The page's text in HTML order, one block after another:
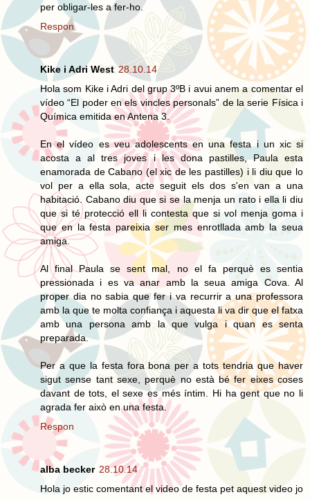
per obligar-les a fer-ho.
Respon
Kike i Adri West 28.10.14
Hola som Kike i Adri del grup 3ºB i avui anem a comentar el
vídeo “El poder en els vincles personals” de la serie Física i
Química emitida en Antena 3.
En el vídeo es veu adolescents en una festa i un xic si
acosta a al tres joves i les dona pastilles, Paula esta
enamorada de Cabano (el xic de les pastilles) i li diu que lo
vol per a ella sola, acte seguit els dos s'en van a una
habitació. Cabano diu que si se la menja un rato i ella li diu
que si té protecció ell li contesta que si vol menja goma i
que en la festa pareixia ser mes enrotllada amb la seua
amiga.
Al final Paula se sent mal, no el fa perquè es sentia
pressionada i es va anar amb la seua amiga Cova. Al
proper dia no sabia que fer i va recurrir a una professora
amb la que te molta confiança i aquesta li va dir que el fatxa
amb una persona amb la que vulga i quan es senta
preparada.
Per a que la festa fora bona per a tots tendria que haver
sigut sense tant sexe, perquè no està bé fer eixes coses
davant de tots, el sexe es més íntim. Hi ha gent que no li
agrada fer això en una festa.
Respon
alba becker 28.10.14
Hola jo estic comentant el video de festa pet aquest video jo